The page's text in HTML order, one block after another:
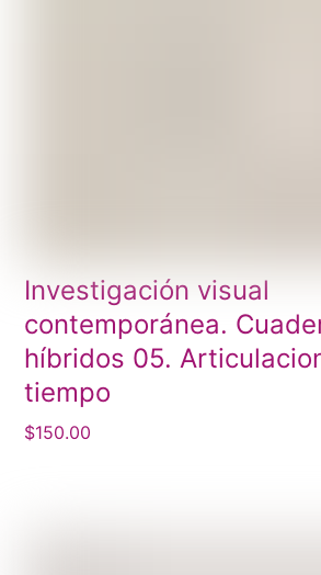
Investigación visual
contemporánea.
híbridos 05.
tiempo
$150.00